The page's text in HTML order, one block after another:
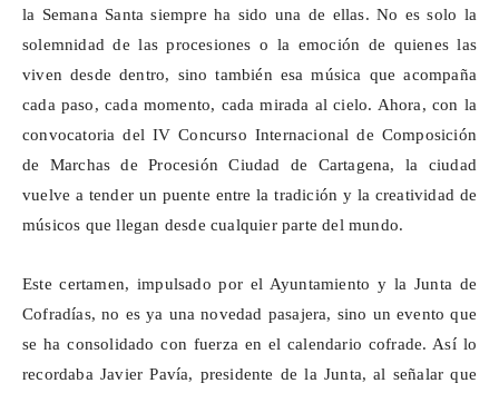
la Semana Santa siempre ha sido una de ellas. No es solo la
solemnidad de las procesiones o la emoción de quienes las
viven desde dentro, sino también esa música que acompaña
cada paso, cada momento, cada mirada al cielo. Ahora, con la
convocatoria del IV Concurso Internacional de Composición
de Marchas de Procesión Ciudad de Cartagena, la ciudad
vuelve a tender un puente entre la tradición y la creatividad de
músicos que llegan desde cualquier parte del mundo.
Este certamen, impulsado por el Ayuntamiento y la Junta de
Cofradías, no es ya una novedad pasajera, sino un evento que
se ha consolidado con fuerza en el calendario cofrade. Así lo
recordaba Javier Pavía, presidente de la Junta, al señalar que